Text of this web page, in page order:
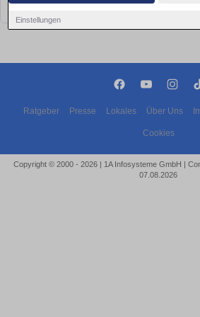
Einstellungen
bald wieder vorbei!
Ratgeber Presse Lokales Über Uns
Cookies
Copyright © 2000 - 2026 | 1A Infosysteme GmbH |
07.08.2026